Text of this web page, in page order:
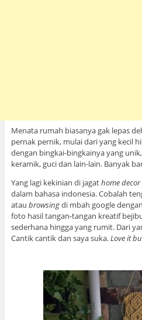
Menata rumah biasanya gak lepas
pernak pernik, mulai dari yang kecil
dengan bingkai-bingkainya yang
keramik, guci dan lain-lain. Banyak
Yang lagi kekinian di jagathome decor
dalam bahasa indonesia. Cobalah
atau browsingdi mbah google
foto hasil tangan-tangan kreatif
sederhana hingga yang rumit. Dari
Cantik cantik dan saya suka.Love it